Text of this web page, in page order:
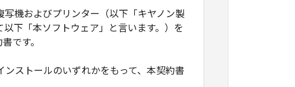
機およびプリンター（以下「キヤノン製
下「本ソフトウェア」と言います。）を
です。
ストールのいずれかをもって、本契約書